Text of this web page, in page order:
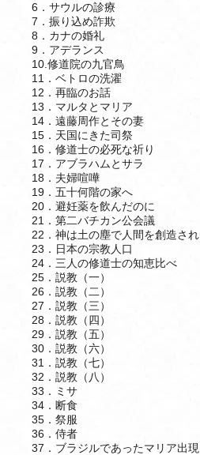
6．サウルの診療
7．振り込め詐欺
8．カナの婚礼
9．アデランス
10.修道院の九官鳥
11．ベトロの洗濯
12．再臨のお話
13．マルタとマリア
14．遠藤周作とその妻
15．天国にきた司祭
16．修道士の必死な祈り
17．アブラハムとサラ
18．夫婦喧嘩
19．五十何階の家へ
20．避妊薬を飲んだのに
21．第二バチカン公会議
22．神は土の塵で人間を創造さ
23．日本の宗教人口
24．三人の修道士の知恵比べ
25．説教（一）
26．説教（二）
27．説教（三）
28．説教（四）
29．説教（五）
30．説教（六）
31．説教（七）
32．説教（八）
33．ミサ
34．断食
35．祭服
36．侍者
37．ブラジルであったマリア出現